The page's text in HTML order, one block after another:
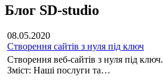
Блог SD-studio
08.05.2020
Створення сайтів з нуля під ключ
Створення веб-сайтів з нуля під ключ.
Зміст: Наші послуги та…